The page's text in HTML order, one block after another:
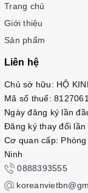
Trang chủ
Giới thiệu
Sản phẩm
Liên hệ
Chủ sở hữu: HỘ
Mã số thuế:
Ngày đăng ký lần
Đăng ký thay đổi
Cơ quan cấp:
Ninh
0888393555